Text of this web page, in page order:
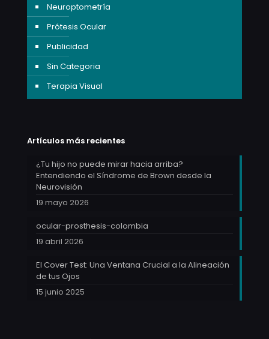
Neuroptometría
Prótesis Ocular
Publicidad
Sin Categoria
Terapia Visual
Artículos más recientes
¿Tu hijo no puede mirar hacia arriba?
Entendiendo el Síndrome de Brown desde la
Neurovisión
19 mayo 2026
ocular-prosthesis-colombia
19 abril 2026
El Cover Test: Una Ventana Crucial a la Alineación
de tus Ojos
15 junio 2025